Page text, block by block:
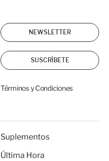
NEWSLETTER
SUSCRÍBETE
Términos y Condiciones
Suplementos
Última Hora